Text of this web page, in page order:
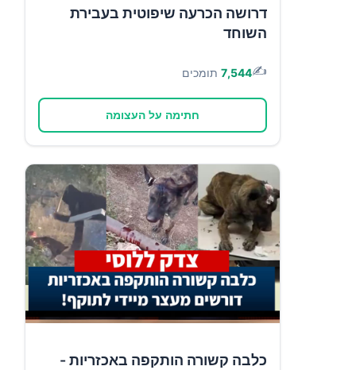
דרושה הכרעה שיפוטית בעבירת
השוחד
✍️
7,544 תומכים
חתימה על העצומה
כלבה קשורה הותקפה באכזריות -